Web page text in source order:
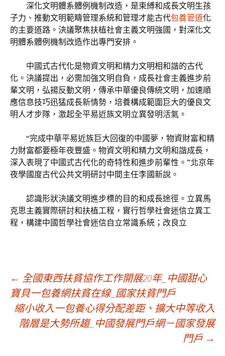
深化文明體系體例機制改造，是束縛和成長文明生孩
子力、推動文明範疇管理系統和管理才能古代包養管道化
的主要道路。決議聚焦扶植社會主義文明強國，對深化文
明體系體例機制改造作出專門安排。
中國式古代化是物資文明和精力文明相和諧的古代
化。決議提出，必需加強文明自負，成長社會主義進步前
輩文明，弘揚反動文明，傳承中華優良傳統文明，加速順
應信息技巧迅猛成長新情勢，培養構成範圍巨大的優良文
明人才步隊，激起全平易近族文明立異發明活氣。
“完成中華平易近族巨大回復的中國夢，物資財富和精
力財富都要極年夜豐盛。物資文明和精力文明和諧成長，
深入表現了中國式古代化的奇特性和進步前輩性。”北京年
夜學國度古代公共文明研討中間主任李國新說。
認識形狀決議文明進步標的目的和成長途徑。立異馬
克思主義實際研討和扶植工程，實行哲學社會迷信立異工
程，構建中國哲學社會迷信自立常識系統；改良立
文
章
導
← 全國東西扶貧協作工作開展20年_中國甜心
寶貝一包養網扶貧在線_國家扶貧門戶
縮小收入一包養心得分配差距、擴大中等收入
階層是大勢所趨_中國發展門戶網－國家發展
門戶 →